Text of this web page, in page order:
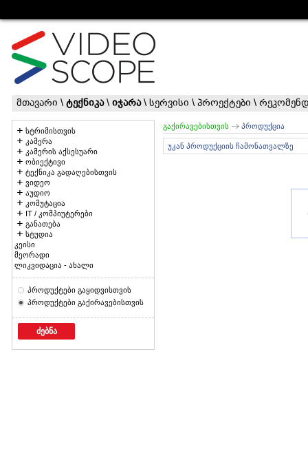
მთავარი \ ტექნიკა\ იჯარა\ სერვისი \ პროექტები \
სტრიმისთვის
კამერა
კამერის აქსესუარი
ობიექტივი
ტექნიკა გადაღებისთვის
ვიდეო
აუდიო
კომუტაცია
IT / კომპიუტერები
განათება
სტუდია
კეისი
მეორადი
ლიკვიდაცია - ახალი
პროდუქტები გაყიდვისთვის
პროდუქტები გაქირავებისთვის
ძებნა
გაქირავებისთვის პროდუქცია
უკან პროდუქციის ჩამონათვალზე